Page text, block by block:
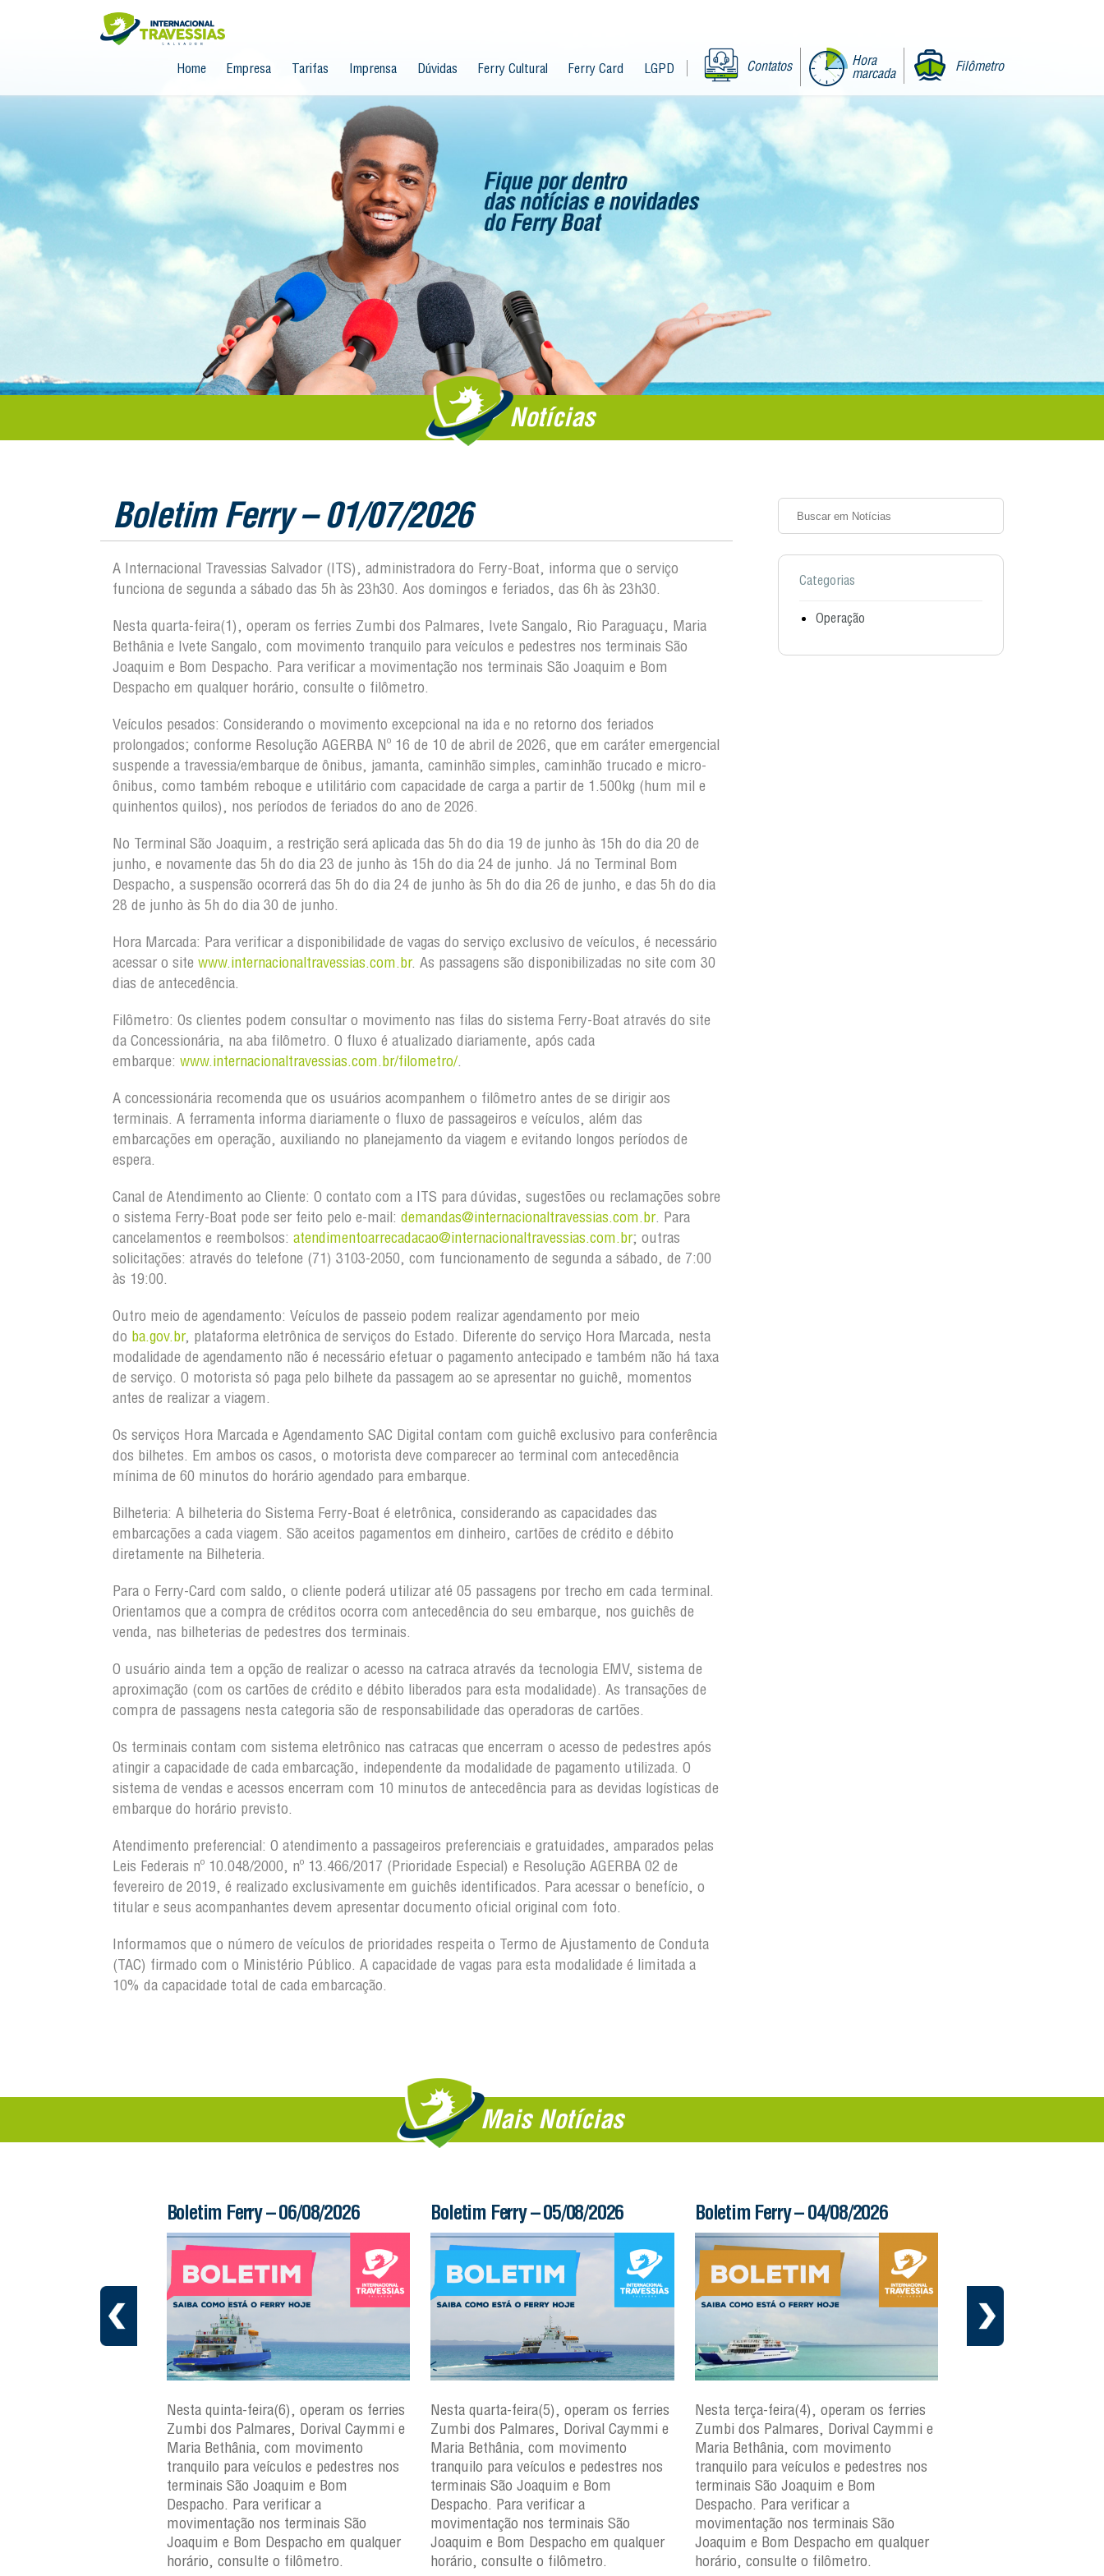
Contatos
Hora
marcada
Filômetro
Home Empresa Tarifas Imprensa Dúvidas Ferry Cultural Ferry Card LGPD
Notícias
Boletim Ferry – 01/07/2026
A Internacional Travessias Salvador (ITS), administradora do Ferry-Boat, informa que o serviço
funciona de segunda a sábado das 5h às 23h30. Aos domingos e feriados, das 6h às 23h30.
Nesta quarta-feira(1), operam os ferries Zumbi dos Palmares, Ivete Sangalo, Rio Paraguaçu, Maria
Bethânia e Ivete Sangalo, com movimento tranquilo para veículos e pedestres nos terminais São
Joaquim e Bom Despacho. Para verificar a movimentação nos terminais São Joaquim e Bom
Despacho em qualquer horário, consulte o filômetro.
Veículos pesados: Considerando o movimento excepcional na ida e no retorno dos feriados
prolongados; conforme Resolução AGERBA Nº 16 de 10 de abril de 2026, que em caráter emergencial
suspende a travessia/embarque de ônibus, jamanta, caminhão simples, caminhão trucado e micro-
ônibus, como também reboque e utilitário com capacidade de carga a partir de 1.500kg (hum mil e
quinhentos quilos), nos períodos de feriados do ano de 2026.
No Terminal São Joaquim, a restrição será aplicada das 5h do dia 19 de junho às 15h do dia 20 de
junho, e novamente das 5h do dia 23 de junho às 15h do dia 24 de junho. Já no Terminal Bom
Despacho, a suspensão ocorrerá das 5h do dia 24 de junho às 5h do dia 26 de junho, e das 5h do dia
28 de junho às 5h do dia 30 de junho.
Hora Marcada: Para verificar a disponibilidade de vagas do serviço exclusivo de veículos, é necessário
acessar o site www.internacionaltravessias.com.br. As passagens são disponibilizadas no site com 30
dias de antecedência.
Filômetro: Os clientes podem consultar o movimento nas filas do sistema Ferry-Boat através do site
da Concessionária, na aba filômetro. O fluxo é atualizado diariamente, após cada
embarque: www.internacionaltravessias.com.br/filometro/.
A concessionária recomenda que os usuários acompanhem o filômetro antes de se dirigir aos
terminais. A ferramenta informa diariamente o fluxo de passageiros e veículos, além das
embarcações em operação, auxiliando no planejamento da viagem e evitando longos períodos de
espera.
Canal de Atendimento ao Cliente: O contato com a ITS para dúvidas, sugestões ou reclamações sobre
o sistema Ferry-Boat pode ser feito pelo e-mail: demandas@internacionaltravessias.com.br. Para
cancelamentos e reembolsos: atendimentoarrecadacao@internacionaltravessias.com.br; outras
solicitações: através do telefone (71) 3103-2050, com funcionamento de segunda a sábado, de 7:00
às 19:00.
Outro meio de agendamento: Veículos de passeio podem realizar agendamento por meio
do ba.gov.br, plataforma eletrônica de serviços do Estado. Diferente do serviço Hora Marcada, nesta
modalidade de agendamento não é necessário efetuar o pagamento antecipado e também não há taxa
de serviço. O motorista só paga pelo bilhete da passagem ao se apresentar no guichê, momentos
antes de realizar a viagem.
Os serviços Hora Marcada e Agendamento SAC Digital contam com guichê exclusivo para conferência
dos bilhetes. Em ambos os casos, o motorista deve comparecer ao terminal com antecedência
mínima de 60 minutos do horário agendado para embarque.
Bilheteria: A bilheteria do Sistema Ferry-Boat é eletrônica, considerando as capacidades das
embarcações a cada viagem. São aceitos pagamentos em dinheiro, cartões de crédito e débito
diretamente na Bilheteria.
Para o Ferry-Card com saldo, o cliente poderá utilizar até 05 passagens por trecho em cada terminal.
Orientamos que a compra de créditos ocorra com antecedência do seu embarque, nos guichês de
venda, nas bilheterias de pedestres dos terminais.
O usuário ainda tem a opção de realizar o acesso na catraca através da tecnologia EMV, sistema de
aproximação (com os cartões de crédito e débito liberados para esta modalidade). As transações de
compra de passagens nesta categoria são de responsabilidade das operadoras de cartões.
Os terminais contam com sistema eletrônico nas catracas que encerram o acesso de pedestres após
atingir a capacidade de cada embarcação, independente da modalidade de pagamento utilizada. O
sistema de vendas e acessos encerram com 10 minutos de antecedência para as devidas logísticas de
embarque do horário previsto.
Atendimento preferencial: O atendimento a passageiros preferenciais e gratuidades, amparados pelas
Leis Federais nº 10.048/2000, nº 13.466/2017 (Prioridade Especial) e Resolução AGERBA 02 de
fevereiro de 2019, é realizado exclusivamente em guichês identificados. Para acessar o benefício, o
titular e seus acompanhantes devem apresentar documento oficial original com foto.
Informamos que o número de veículos de prioridades respeita o Termo de Ajustamento de Conduta
(TAC) firmado com o Ministério Público. A capacidade de vagas para esta modalidade é limitada a
10% da capacidade total de cada embarcação.
Categorias
Operação
Mais Notícias
Boletim Ferry – 06/08/2026
Nesta quinta-feira(6), operam os ferries
Zumbi dos Palmares, Dorival Caymmi e
Maria Bethânia, com movimento
tranquilo para veículos e pedestres nos
terminais São Joaquim e Bom
Despacho. Para verificar a
movimentação nos terminais São
Joaquim e Bom Despacho em qualquer
horário, consulte o filômetro.
Boletim Ferry – 05/08/2026
Nesta quarta-feira(5), operam os ferries
Zumbi dos Palmares, Dorival Caymmi e
Maria Bethânia, com movimento
tranquilo para veículos e pedestres nos
terminais São Joaquim e Bom
Despacho. Para verificar a
movimentação nos terminais São
Joaquim e Bom Despacho em qualquer
horário, consulte o filômetro.
Boletim Ferry – 04/08/2026
Nesta terça-feira(4), operam os ferries
Zumbi dos Palmares, Dorival Caymmi e
Maria Bethânia, com movimento
tranquilo para veículos e pedestres nos
terminais São Joaquim e Bom
Despacho. Para verificar a
movimentação nos terminais São
Joaquim e Bom Despacho em qualquer
horário, consulte o filômetro.